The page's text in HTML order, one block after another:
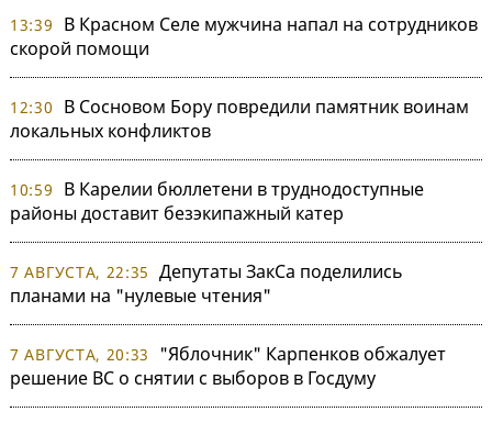
13:39
В Красном Селе мужчина напал на сотрудников
скорой помощи
12:30
В Сосновом Бору повредили памятник воинам
локальных конфликтов
10:59
В Карелии бюллетени в труднодоступные
районы доставит безэкипажный катер
7 АВГУСТА, 22:35 Депутаты ЗакСа поделились
планами на "нулевые чтения"
7 АВГУСТА, 20:33
"Яблочник" Карпенков обжалует
решение ВС о снятии с выборов в Госдуму